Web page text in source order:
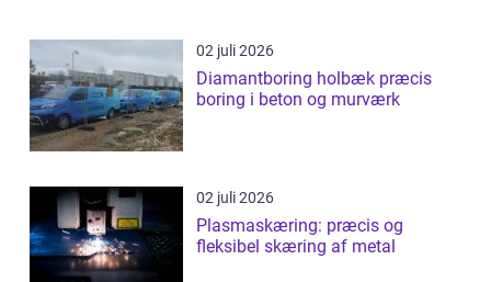
02 juli 2026
Diamantboring holbæk præcis
boring i beton og murværk
02 juli 2026
Plasmaskæring: præcis og
fleksibel skæring af metal